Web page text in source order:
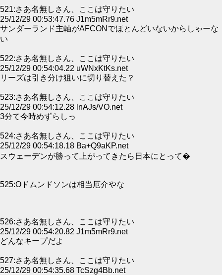
521:さあ名無しさん、ここは守りたい
25/12/29 00:53:47.76 J1m5mRr9.net
サンダーランド主軸がAFCONでほとんどいないからしゃーな
い
522:さあ名無しさん、ここは守りたい
25/12/29 00:54:04.22 uWNxKtKs.net
リーズは引き分け狙いに切り替えた？
523:さあ名無しさん、ここは守りたい
25/12/29 00:54:12.28 lnAJs/VO.net
3分て今時めずらしっ
524:さあ名無しさん、ここは守りたい
25/12/29 00:54:18.18 Ba+Q9aKP.net
スウェーデンが勝って上がってきたら日本にとって�
525:Oドムンドソンは相当厄介やな
526:さあ名無しさん、ここは守りたい
25/12/29 00:54:20.82 J1m5mRr9.net
どんなキープだよ
527:さあ名無しさん、ここは守りたい
25/12/29 00:54:35.68 TcSzg4Bb.net